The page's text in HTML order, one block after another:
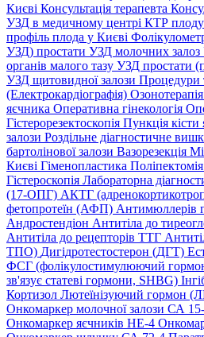
Києві Консультація терапевта
УЗД в медичному центрі КТР плоду
профіль плода у Києві
УЗД) простати УЗД молочних залоз
органів малого тазу УЗД простати
УЗД щитовидної залози Процедури
(Електрокардіографія) Озонотерапія
яєчника Оперативна гінекологія
Гістерорезектоскопія Пункція кісти
залози Роздільне діагностичне
бартолінової залози Вазорезекція
Києві Гіменопластика Поліпектомія
Гістероскопія Лабораторна
(17-ОПГ) АКТГ
фетопротеїн (АФП)
Андростендіон Антитіла до
Антитіла до рецепторів ТТГ
ТПО) Дигідротестостерон (ДГТ)
ФСГ (фолікулостимулюючий
зв'язує статеві гормони, SHBG)
Кортизол Лютеїнізуючий гормон
Онкомаркер молочної залози СА
Онкомаркер яєчників НЕ-4